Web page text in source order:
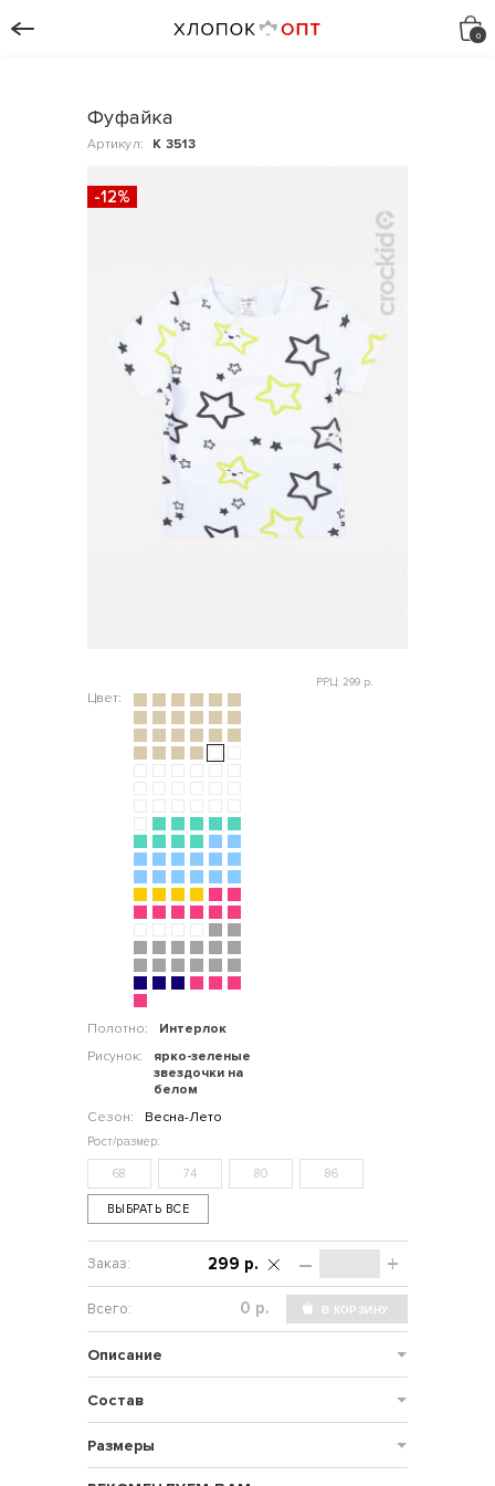
Фуфайка
Артикул: К 3513
-12%
Цвет:
Полотно:
Интерлок
Рисунок:
ярко-зеленые
звездочки на
белом
Сезон:
Весна-Лето
РРЦ: 299 р.
68 74 80 86
ВЫБРАТЬ ВСЕ
– +
299 р.
р.
Описание
Состав
Размеры